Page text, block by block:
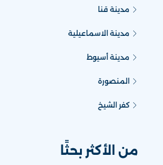
مدينة قنا
مدينة الاسماعيلية
مدينة أسيوط
المنصورة
كفر الشيخ
من الأكثر بحثًا